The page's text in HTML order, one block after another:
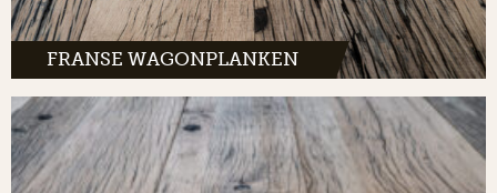
FRANSE WAGONPLANKEN